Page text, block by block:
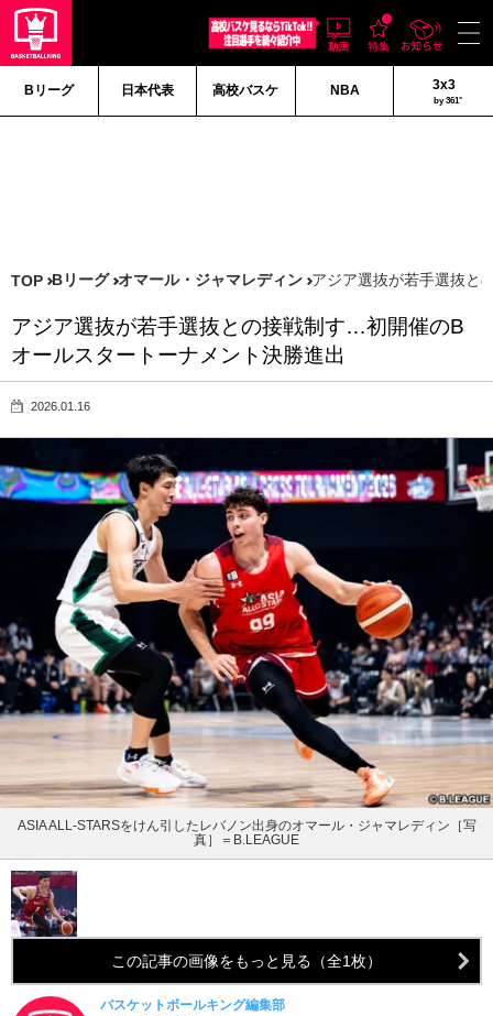
Bリーグ 日本代表 高校バスケ NBA 3x3
by 361°
TOP Bリーグ オマール・ジャマレディン アジア選抜が若手選抜と
アジア選抜が若手選抜との接戦制す…初開催のB
オールスタートーナメント決勝進出
2026.01.16
ASIA ALL-STARSをけん引したレバノン出身のオマール・ジャマレディン［写
真］＝B.LEAGUE
この記事の画像をもっと見る（全1枚）
バスケットボールキング編集部